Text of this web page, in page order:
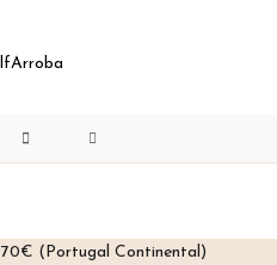
(Portugal Continental)